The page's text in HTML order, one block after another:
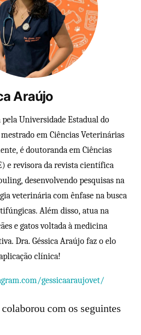
Araújo
Universidade Estadual do
em Ciências Veterinárias
é doutoranda em Ciências
e revisora da revista científica
desenvolvendo pesquisas na
veterinária com ênfase na busca
Além disso, atua na
e gatos voltada à medicina
Dra. Géssica Araújo faz o elo
clínica!
gessicaaraujovet/
com os seguintes